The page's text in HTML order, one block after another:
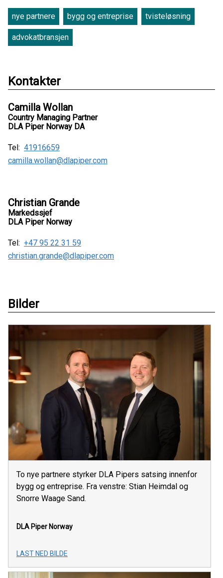
nye partnere bygg og entreprise tvisteløsning
advokatbransjen
Kontakter
Camilla Wollan
Country Managing Partner
DLA Piper Norway DA
Tel: 41916659
camilla.wollan@dlapiper.com
Christian Grande
Markedssjef
DLA Piper Norway
Tel: +47 95 22 31 59
christian.grande@dlapiper.com
Bilder
To nye partnere styrker DLA Pipers satsing innenfor
bygg og entreprise. Fra venstre: Stian Heimdal og
Snorre Waage Sand.
DLA Piper Norway
LAST NED BILDE